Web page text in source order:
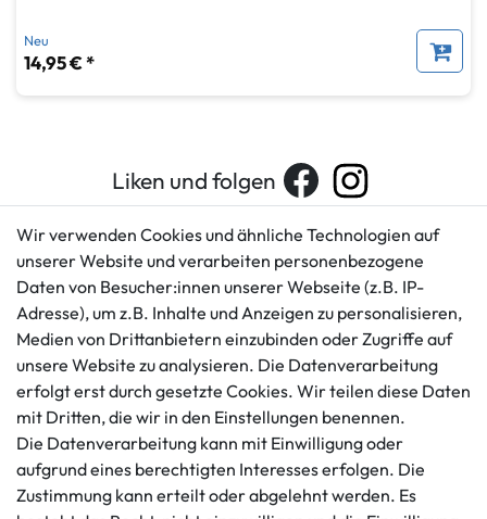
Neu
14,95 € *
Liken und folgen
Kundenservice
+49 421 596586
Mo. - Fr. 9 - 16 Uhr
info@gameworld.de
Kontaktformular
Rechtliches
AGB
Impressum
Datenschutzerklärung
Barrierefreiheitserklärung
Widerrufs­recht
Vertrag widerrufen
Informationen Zahlungsmöglichkeiten
Wir verwenden Cookies und ähnliche Technologien auf
unserer Website und verarbeiten personenbezogene
Daten von Besucher:innen unserer Webseite (z.B. IP-
Adresse), um z.B. Inhalte und Anzeigen zu personalisieren,
Medien von Drittanbietern einzubinden oder Zugriffe auf
unsere Website zu analysieren. Die Datenverarbeitung
erfolgt erst durch gesetzte Cookies. Wir teilen diese Daten
mit Dritten, die wir in den Einstellungen benennen.
Die Datenverarbeitung kann mit Einwilligung oder
aufgrund eines berechtigten Interesses erfolgen. Die
Zustimmung kann erteilt oder abgelehnt werden. Es